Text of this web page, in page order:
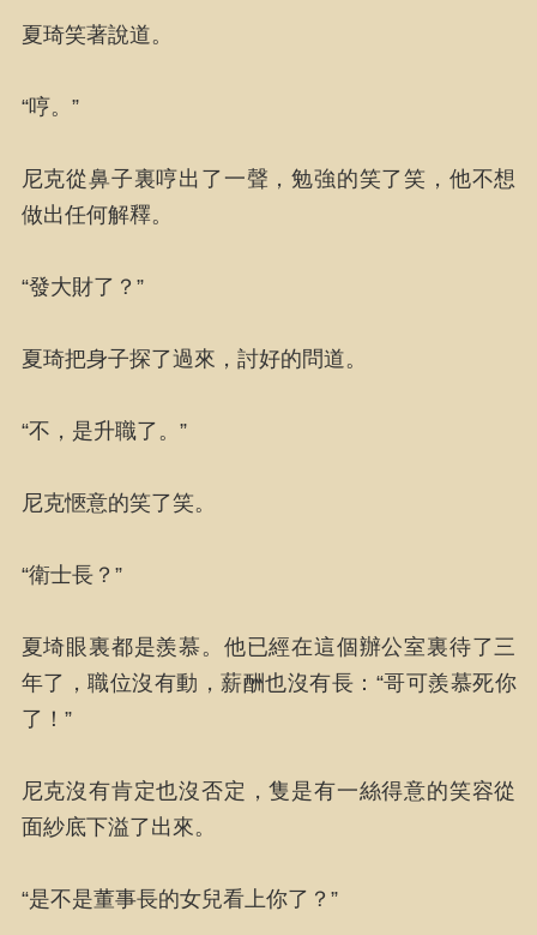
夏琦笑著說道。
“哼。”
尼克從鼻子裏哼出了一聲，勉強的笑了笑，他不想
做出任何解釋。
“發大財了？”
夏琦把身子探了過來，討好的問道。
“不，是升職了。”
尼克愜意的笑了笑。
“衛士長？”
夏埼眼裏都是羨慕。他已經在這個辦公室裏待了三
年了，職位沒有動，薪酬也沒有長：“哥可羨慕死你
了！”
尼克沒有肯定也沒否定，隻是有一絲得意的笑容從
面紗底下溢了出來。
“是不是董事長的女兒看上你了？”